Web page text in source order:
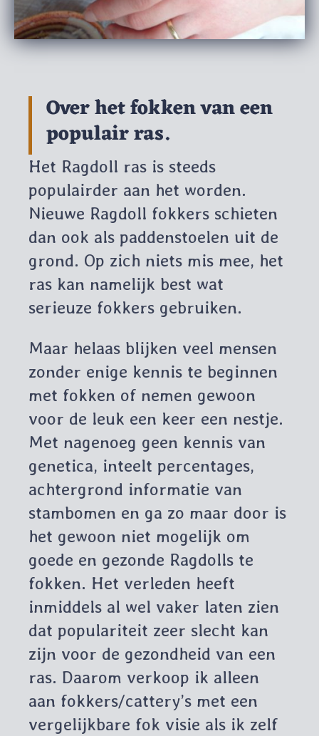
Over het fokken van een
populair ras.
Het Ragdoll ras is steeds
populairder aan het worden.
Nieuwe Ragdoll fokkers schieten
dan ook als paddenstoelen uit de
grond. Op zich niets mis mee, het
ras kan namelijk best wat
serieuze fokkers gebruiken.
Maar helaas blijken veel mensen
zonder enige kennis te beginnen
met fokken of nemen gewoon
voor de leuk een keer een nestje.
Met nagenoeg geen kennis van
genetica, inteelt percentages,
achtergrond informatie van
stambomen en ga zo maar door is
het gewoon niet mogelijk om
goede en gezonde Ragdolls te
fokken. Het verleden heeft
inmiddels al wel vaker laten zien
dat populariteit zeer slecht kan
zijn voor de gezondheid van een
ras. Daarom verkoop ik alleen
aan fokkers/cattery’s met een
vergelijkbare fok visie als ik zelf